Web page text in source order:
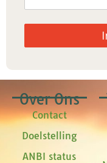
Over Ons
Contact
Doelstelling
ANBI status